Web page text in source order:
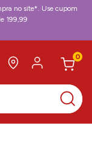
no site*. Use cupom
199,99
0